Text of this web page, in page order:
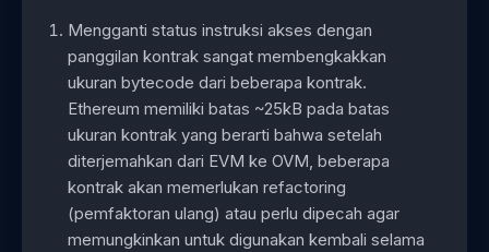
Mengganti status instruksi akses dengan
panggilan kontrak sangat membengkakkan
ukuran bytecode dari beberapa kontrak.
Ethereum memiliki batas ~25kB pada batas
ukuran kontrak yang berarti bahwa setelah
diterjemahkan dari EVM ke OVM, beberapa
kontrak akan memerlukan refactoring
(pemfaktoran ulang) atau perlu dipecah agar
memungkinkan untuk digunakan kembali selama